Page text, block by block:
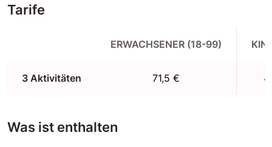
Tarife
ERWACHSENER (18-99)
3 Aktivitäten 71,5 €
Was ist enthalten